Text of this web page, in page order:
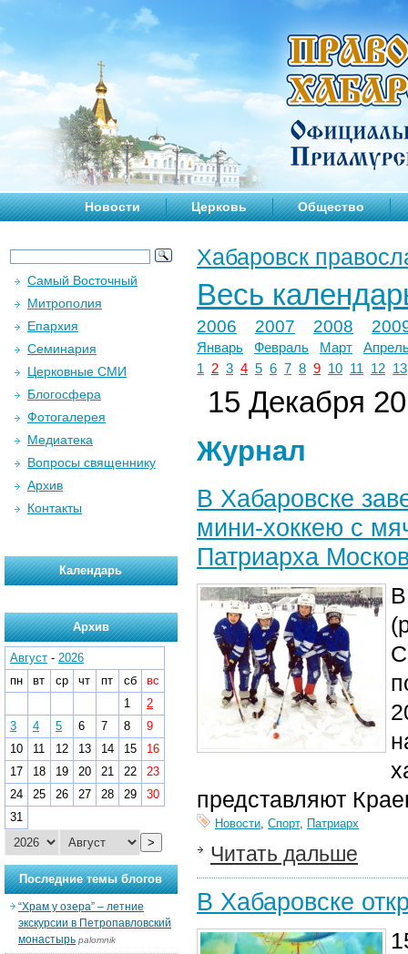
Новости Церковь Общество
Хабаровск
Весь
2006 2007 2008
Январь Февраль Март
1
2 3 4 5 6 7 8 9 10 11 12 13
15 Декабря
Журнал
В Хабаровске
мини-хоккею с
Патриарха
представляют
Новости, Спорт, Патриарх
Читать дальше
В Хабаровске
Самый Восточный
Митрополия
Епархия
Семинария
Церковные СМИ
Блогосфера
Фотогалерея
Медиатека
Вопросы священнику
Архив
Контакты
Календарь
Архив
Август - 2026
пн
вт ср чт пт сб
вс
1
2
3
4 5 6 7 8
9
10
11 12 13 14 15
16
17
18 19 20 21 22
23
24
25 26 27 28 29
30
31
>
Последние темы блогов
“Храм у озера” – летние
экскурсии в Петропавловский
монастырь palomnik